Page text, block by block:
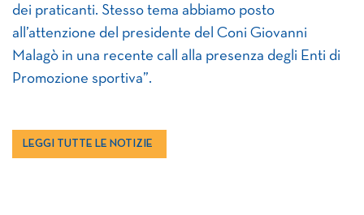
dei praticanti. Stesso tema abbiamo posto
all’attenzione del presidente del Coni Giovanni
Malagò in una recente call alla presenza degli Enti di
Promozione sportiva”.
LEGGI TUTTE LE NOTIZIE